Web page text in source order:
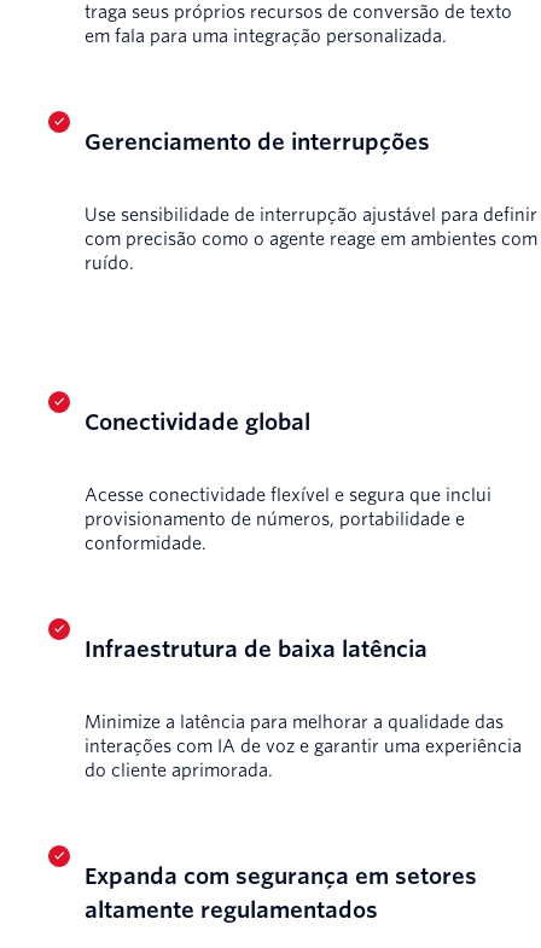
traga seus próprios recursos de conversão de texto
em fala para uma integração personalizada.
Gerenciamento de interrupções
Use sensibilidade de interrupção ajustável para definir
com precisão como o agente reage em ambientes com
ruído.
Conectividade global
Acesse conectividade flexível e segura que inclui
provisionamento de números, portabilidade e
conformidade.
Infraestrutura de baixa latência
Minimize a latência para melhorar a qualidade das
interações com IA de voz e garantir uma experiência
do cliente aprimorada.
Expanda com segurança em setores
altamente regulamentados